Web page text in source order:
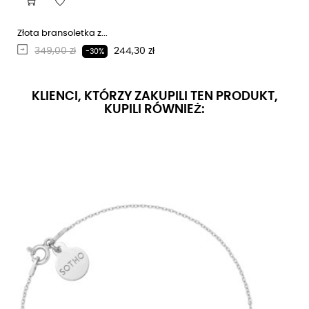
Złota bransoletka z...
Regularna cena
349,00 zł -30% Cena
244,30 zł
KLIENCI, KTÓRZY ZAKUPILI TEN PRODUKT,
KUPILI RÓWNIEŻ: